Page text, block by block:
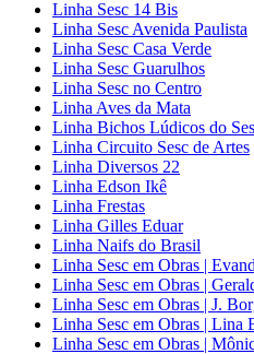
Linha Sesc 14 Bis
Linha Sesc Avenida Paulista
Linha Sesc Casa Verde
Linha Sesc Guarulhos
Linha Sesc no Centro
Linha Aves da Mata
Linha Bichos Lúdicos do
Linha Circuito Sesc de Artes
Linha Diversos 22
Linha Edson Ikê
Linha Frestas
Linha Gilles Eduar
Linha Naifs do Brasil
Linha Sesc em Obras |
Linha Sesc em Obras |
Linha Sesc em Obras | J.
Linha Sesc em Obras | Lina
Linha Sesc em Obras |